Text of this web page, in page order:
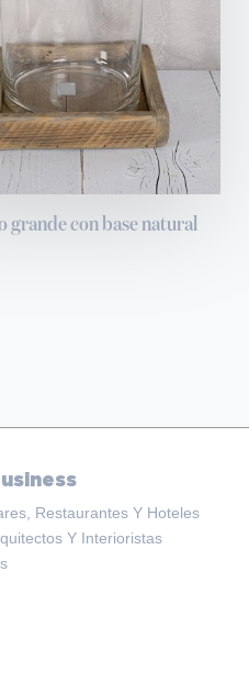
grande con base natural
Restaurantes Y Hoteles
Y Interioristas